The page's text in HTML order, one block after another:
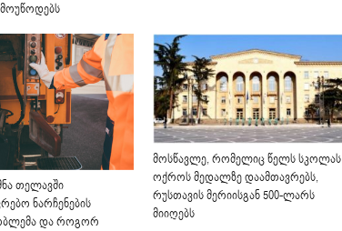
თელავში
ნარჩენების
და როგორ
მოსწავლე, რომელიც წელს სკოლას
ოქროს მედალზე დაამთავრებს,
რუსთავის მერიისგან 500-ლარს
მიიღებს